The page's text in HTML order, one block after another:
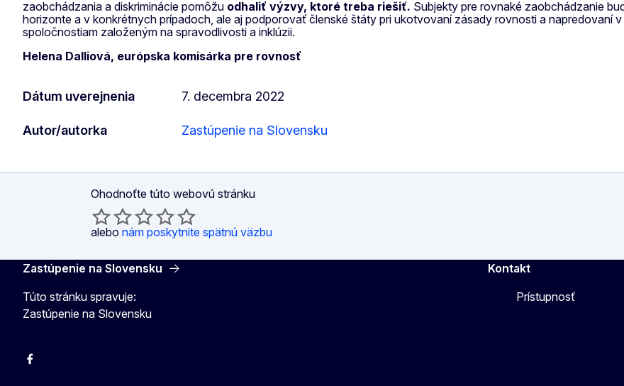
zaobchádzania a diskriminácie pomôžu odhaliť výzvy, ktoré treba riešiť. Subjekty pre rovnaké zaobchádzanie
horizonte a v konkrétnych prípadoch, ale aj podporovať členské štáty pri ukotvovaní zásady rovnosti a napredovaní
spoločnostiam založeným na spravodlivosti a inklúzii.
Helena Dalliová, európska komisárka pre rovnosť
Dátum uverejnenia 7. decembra 2022
Autor/autorka Zastúpenie na Slovensku
Ohodnoťte túto webovú stránku
alebo nám poskytnite spätnú väzbu
Zastúpenie na Slovensku
Túto stránku spravuje:
Zastúpenie na Slovensku
Facebook
Kontakt
Prístupnosť